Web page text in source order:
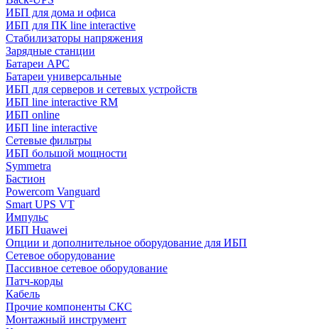
ИБП для дома и офиса
ИБП для ПК linе interactive
Стабилизаторы напряжения
Зарядные станции
Батареи APC
Батареи универсальные
ИБП для серверов и сетевых устройств
ИБП line interactive RM
ИБП online
ИБП linе interactive
Сетевые фильтры
ИБП большой мощности
Symmetra
Бастион
Powercom Vanguard
Smart UPS VT
Импульс
ИБП Huawei
Опции и дополнительное оборудование для ИБП
Сетевое оборудование
Пассивное сетевое оборудование
Патч-корды
Кабель
Прочие компоненты СКС
Монтажный инструмент